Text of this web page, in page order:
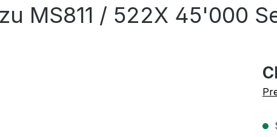
MS811 / 522X 45'000